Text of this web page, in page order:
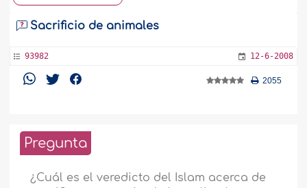
Sacrificio de animales
93982 12-6-2008
2055
Pregunta
¿Cuál es el veredicto del Islam acerca de